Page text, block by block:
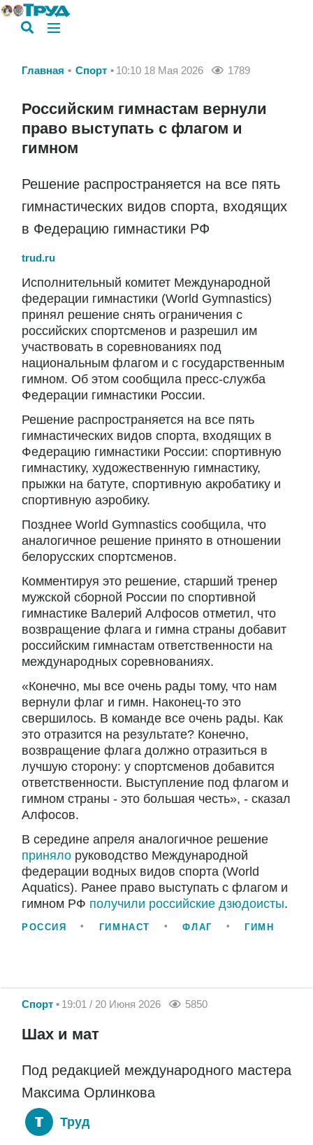
Главная Спорт 10:10 18 Мая 2026 1789
Российским гимнастам вернули
право выступать с флагом и
гимном
Решение распространяется на все пять
гимнастических видов спорта, входящих
в Федерацию гимнастики РФ
trud.ru
Исполнительный комитет Международной
федерации гимнастики (World Gymnastics)
принял решение снять ограничения с
российских спортсменов и разрешил им
участвовать в соревнованиях под
национальным флагом и с государственным
гимном. Об этом сообщила пресс-служба
Федерации гимнастики России.
Решение распространяется на все пять
гимнастических видов спорта, входящих в
Федерацию гимнастики России: спортивную
гимнастику, художественную гимнастику,
прыжки на батуте, спортивную акробатику и
спортивную аэробику.
Позднее World Gymnastics сообщила, что
аналогичное решение принято в отношении
белорусских спортсменов.
Комментируя это решение, старший тренер
мужской сборной России по спортивной
гимнастике Валерий Алфосов отметил, что
возвращение флага и гимна страны добавит
российским гимнастам ответственности на
международных соревнованиях.
«Конечно, мы все очень рады тому, что нам
вернули флаг и гимн. Наконец-то это
свершилось. В команде все очень рады. Как
это отразится на результате? Конечно,
возвращение флага должно отразиться в
лучшую сторону: у спортсменов добавится
ответственности. Выступление под флагом и
гимном страны - это большая честь», - сказал
Алфосов.
В середине апреля аналогичное решение
приняло руководство Международной
федерации водных видов спорта (World
Aquatics). Ранее право выступать с флагом и
гимном РФ получили российские дзюдоисты.
РОССИЯ ГИМНАСТ ФЛАГ ГИМН
Спорт 19:01 / 20 Июня 2026 5850
Шах и мат
Под редакцией международного мастера
Максима Орлинкова
Труд